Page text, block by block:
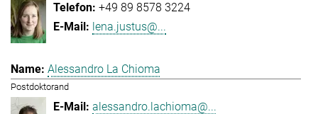
+49 89 8578 3224
lena.justus@...
Alessandro La Chioma
Postdoktorand
alessandro.lachioma@...